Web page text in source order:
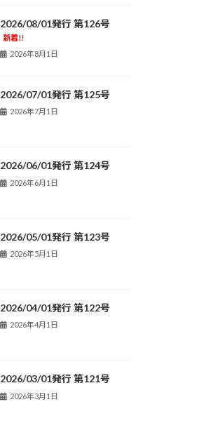
2026/08/01発行 第126号
新着!!
2026年8月1日
2026/07/01発行 第125号
2026年7月1日
2026/06/01発行 第124号
2026年6月1日
2026/05/01発行 第123号
2026年5月1日
2026/04/01発行 第122号
2026年4月1日
2026/03/01発行 第121号
2026年3月1日